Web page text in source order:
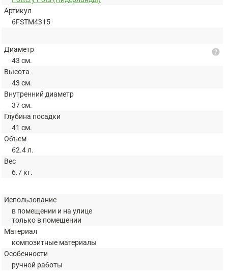
Артикул
6FSTM4315
Диаметр
43 см.
Высота
43 см.
Внутренний диаметр
37 см.
Глубина посадки
41 см.
Объем
62.4 л.
Вес
6.7 кг.
help
Использование
в помещении и на улице
только в помещении
Материал
композитные материалы
Особенности
ручной работы